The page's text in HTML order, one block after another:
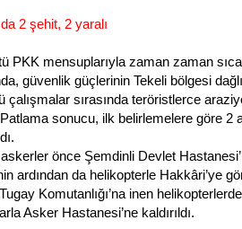
2 şehit, 2 yaralı
PKK mensuplarıyla zaman zaman
güvenlik güçlerinin Tekeli bölgesi
çalışmalar sırasında teröristlerce
sonucu, ilk belirlemelere göre 2
önce Şemdinli Devlet
ardından da helikopterle Hakkâri’ye
Komutanlığı’na inen
Asker Hastanesi’ne kaldırıldı.